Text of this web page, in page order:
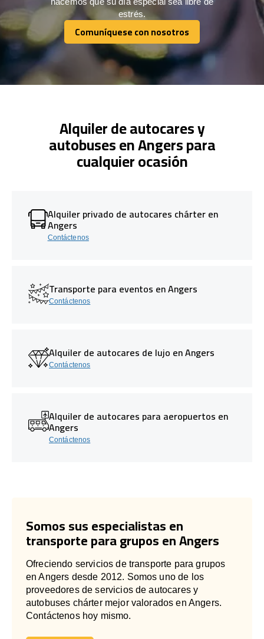
estrés.
Comuníquese con nosotros
Comuníquese con nosotros
Alquiler de autocares y
autobuses en Angers para
cualquier ocasión
Alquiler privado de autocares chárter en
Angers
Contáctenos
Transporte para eventos en Angers
Contáctenos
Alquiler de autocares de lujo en Angers
Contáctenos
Alquiler de autocares para aeropuertos en
Angers
Contáctenos
Somos sus especialistas en
transporte para grupos en Angers
Ofreciendo servicios de transporte para grupos
en Angers desde 2012. Somos uno de los
proveedores de servicios de autocares y
autobuses chárter mejor valorados en Angers.
Contáctenos hoy mismo.